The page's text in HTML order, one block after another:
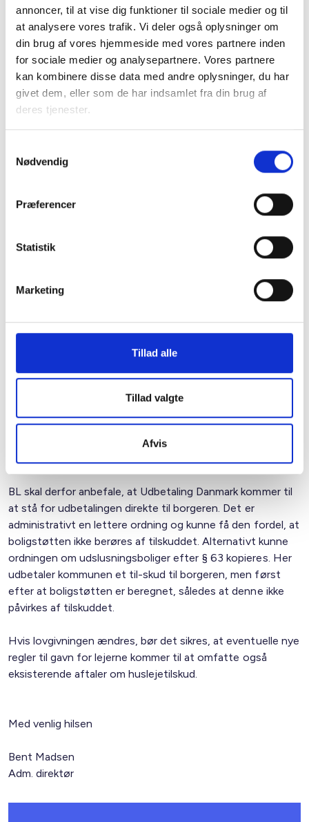
annoncer, til at vise dig funktioner til sociale medier og til
at analysere vores trafik. Vi deler også oplysninger om
din brug af vores hjemmeside med vores partnere inden
for sociale medier og analysepartnere. Vores partnere
kan kombinere disse data med andre oplysninger, du har
givet dem, eller som de har indsamlet fra din brug af
deres tjenester.
Nødvendig
Præferencer
Statistik
Marketing
Tillad alle
Tillad valgte
Afvis
medlemsorganisationer ca. 10.000 kr. Dette er en udgift,
som lejerne i den pågældende afdeling dækker, og som for
den enkelte afdeling føles urimeligt stor, når afdelingen
måske rummer en enkelt bolig med midlertidigt
huslejetilskud, særlig i små afdelinger, hvor få lejemål
dækker afdelingens udgifter. Det årlige tilskud udgør i
2025-priser 17.297 kr.
forhold til tilskuddet i afdelinger med en enkelt
tilskudsbolig. BL ønsker derfor at få afskaffet dette krav.
Den kontrol, der sker i hhv. boligorganisation og kommune,
bør være tilstrækkelig.
kunne det være hensigtsmæssigt også at se på lovens
Ordningen indebærer, at borgerens boligstøtte sænkes,
Dermed slår virkningen af tilskuddet ikke fuldt igennem.
besværligt, når huslejetilskuddet overføres til
boligorganisationen, der så skal nedsætte huslejen.
Beløbet justeres én gang årligt men beskæres også
gennem år 5 til år 9 i ordningen. Det er en meget tung
administrativ ordning, når der samtidig skal tages højde for
almindelige varslinger af ændringer i huslejen i den enkelte
bolig.
BL skal derfor anbefale, at Udbetaling Danmark kommer til
at stå for udbetalingen direkte til borgeren. Det er
administrativt en lettere ordning og kunne få den fordel, at
boligstøtten ikke berøres af tilskuddet. Alternativt kunne
ordningen om udslusningsboliger efter § 63 kopieres. Her
udbetaler kommunen et til-skud til borgeren, men først
efter at boligstøtten er beregnet, således at denne ikke
påvirkes af tilskuddet.
Hvis lovgivningen ændres, bør det sikres, at eventuelle nye
regler til gavn for lejerne kommer til at omfatte også
eksisterende aftaler om huslejetilskud.
Med venlig hilsen
Bent Madsen
Adm. direktør